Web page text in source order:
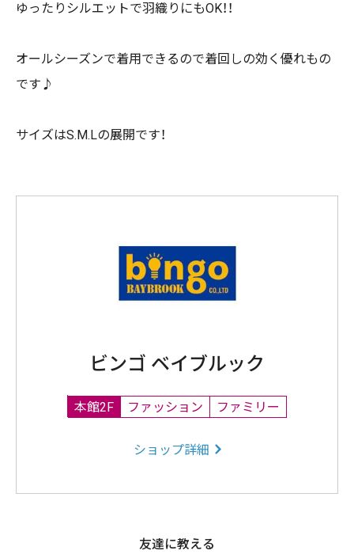
ゆったりシルエットで羽織りにもOK！！
オールシーズンで着用できるので着回しの効く優れもの
です♪
サイズはS.M.Lの展開です！
ビンゴ ベイブルック
本館2F ファッション ファミリー
ショップ詳細
友達に教える